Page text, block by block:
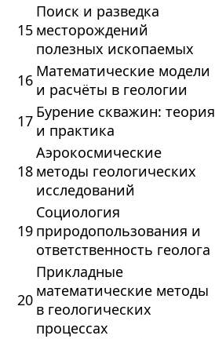
15
Поиск и разведка
месторождений
полезных ископаемых
16 Математические модели
и расчёты в геологии
17 Бурение скважин: теория
и практика
18
Аэрокосмические
методы геологических
исследований
19
Социология
природопользования и
ответственность геолога
20
Прикладные
математические методы
в геологических
процессах